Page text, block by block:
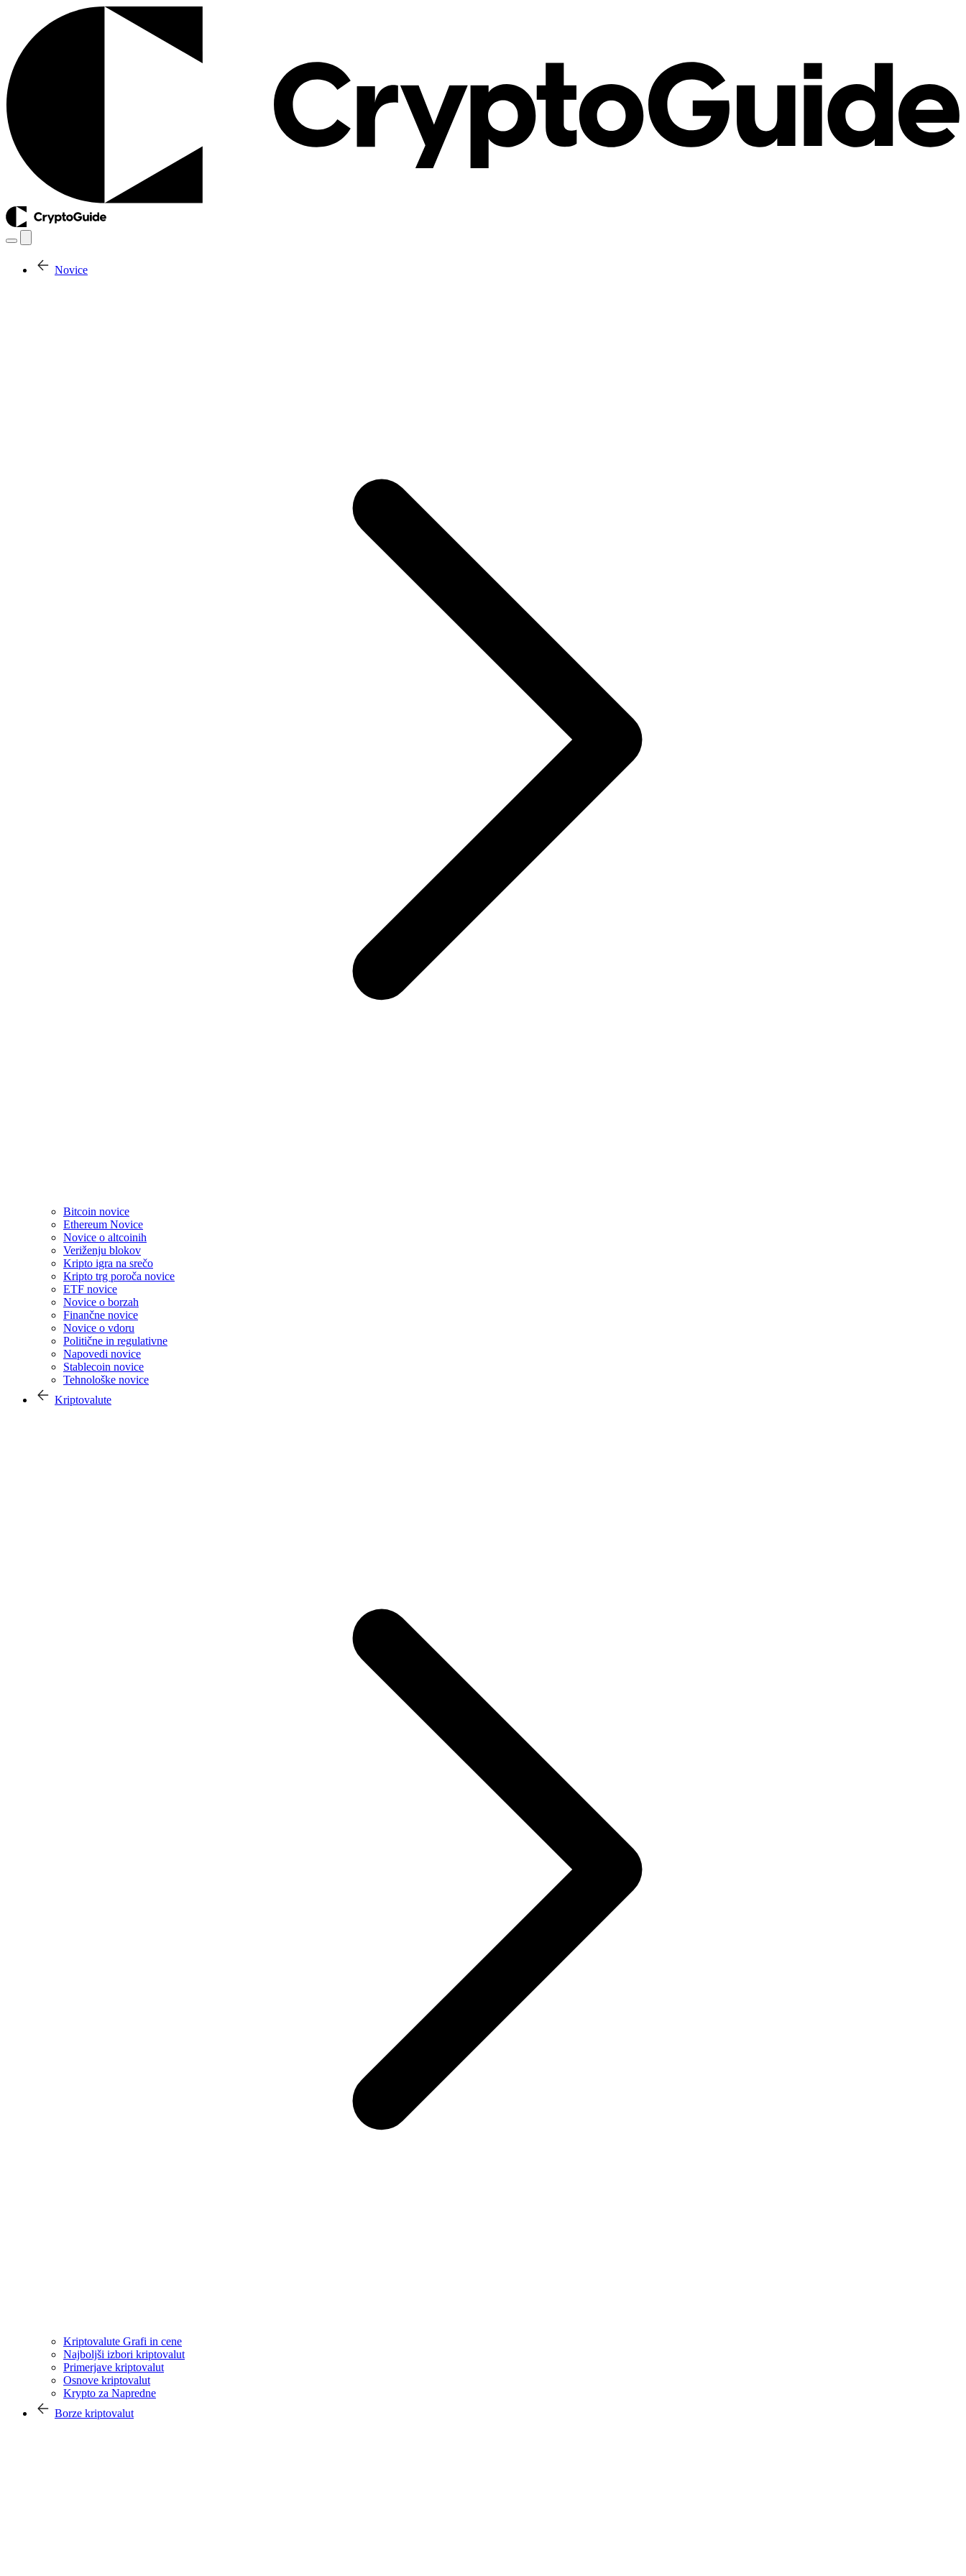
Novice
Bitcoin novice
Ethereum Novice
Novice o altcoinih
Veriženju blokov
Kripto igra na srečo
Kripto trg poroča novice
ETF novice
Novice o borzah
Finančne novice
Novice o vdoru
Politične in regulativne
Napovedi novice
Stablecoin novice
Tehnološke novice
Kriptovalute
Kriptovalute Grafi in cene
Najboljši izbori kriptovalut
Primerjave kriptovalut
Osnove kriptovalut
Krypto za Napredne
Borze kriptovalut